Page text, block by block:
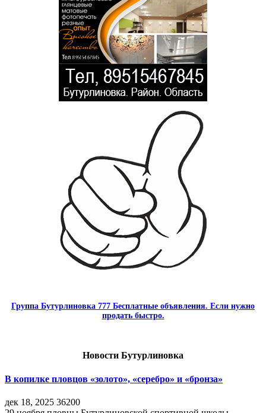
Группа Бутурлиновка 777 Бесплатные объявления. Если нужно
продать быстро.
Новости Бутурлиновка
В копилке пловцов «золото», «серебро» и «бронза»
дек 18, 2025 36200